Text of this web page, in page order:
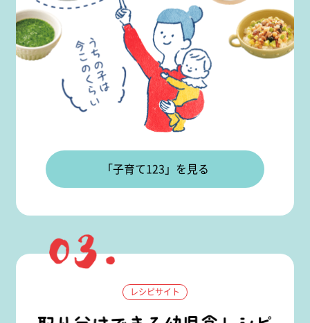
「子育て123」を見る
レシピサイト